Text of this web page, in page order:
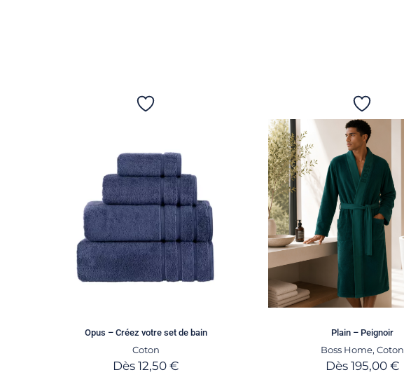
Opus – Créez votre set de bain
Coton
Dès12,50€
Plain – Peignoir
Boss Home, Coton
Dès 195,00 €